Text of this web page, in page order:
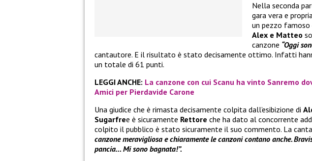
Nella seconda
gara vera e
un pezzo famoso
Alex e Matteo
canzone “Oggi
cantautore. E il risultato è stato decisamente ottimo. Infatti
un totale di 61 punti.
LEGGI ANCHE: La canzone con cui Scanu ha vinto Sanremo
Amici per Pierdavide Carone
Una giudice che è rimasta decisamente colpita dall’esibizione di
Sugarfree è sicuramente Rettore che ha dato al concorrente
colpito il pubblico è stato sicuramente il suo commento. La
canzone meravigliosa e chiaramente le canzoni contano anche.
pancia… Mi sono bagnata!”.